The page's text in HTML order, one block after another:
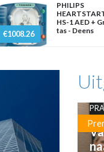
€1008.26
PHILIPS
HS-1 AED +
tas - Deens